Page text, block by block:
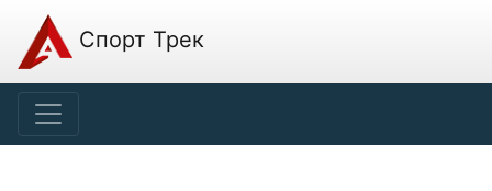
Спорт Трек